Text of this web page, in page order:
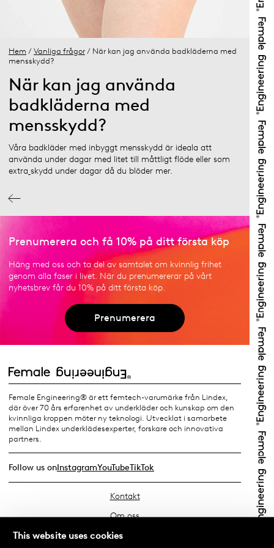
This website uses cookies
Hem / Vanliga frågor/ När kan jag använda badkläderna med
mensskydd?
När kan jag använda
badkläderna med
mensskydd?
Våra badkläder med inbyggt mensskydd är ideala att
använda under dagar med litet till måttligt flöde eller som
extra skydd under dagar då du blöder mer.
Prenumerera och få 10% på ditt första köp
Häng med oss och ta del av samtalet om kvinnlig frihet
genom alla faser i livet. När du prenumererar på vårt
nyhetsbrev får du 10% på ditt första köp.
Prenumerera
Female Engineering® är ett femtech-varumärke från Lindex,
där över 70 års erfarenhet av underkläder och kunskap om den
kvinnliga kroppen möter ny teknologi. Utvecklat i samarbete
mellan Lindex underklädesexperter, forskare och innovativa
partners.
Follow us onInstagramYouTubeTikTok
Kontakt
Om oss
Hitta din butik